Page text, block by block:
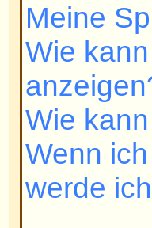
Beiträge
Wie
Wie
Wie kann
Wie erstelle
Wie editiere
Warum
Warum